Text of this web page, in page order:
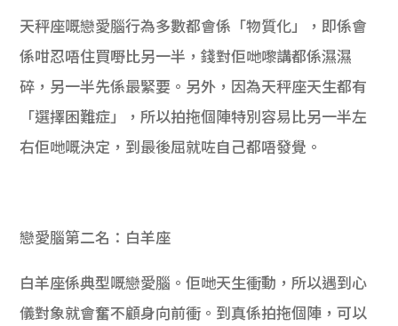
天秤座嘅戀愛腦行為多數都會係「物質化」，即係會
係咁忍唔住買嘢比另一半，錢對佢哋嚟講都係濕濕
碎，另一半先係最緊要。另外，因為天秤座天生都有
「選擇困難症」，所以拍拖個陣特別容易比另一半左
右佢哋嘅決定，到最後屈就咗自己都唔發覺。
戀愛腦第二名：白羊座
白羊座係典型嘅戀愛腦。佢哋天生衝動，所以遇到心
儀對象就會奮不顧身向前衝。到真係拍拖個陣，可以